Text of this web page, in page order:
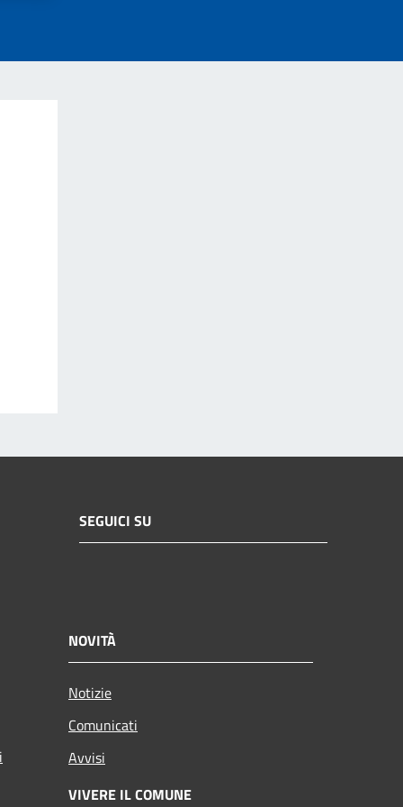
SEGUICI SU
NOVITÀ
Notizie
Comunicati
Avvisi
VIVERE IL COMUNE